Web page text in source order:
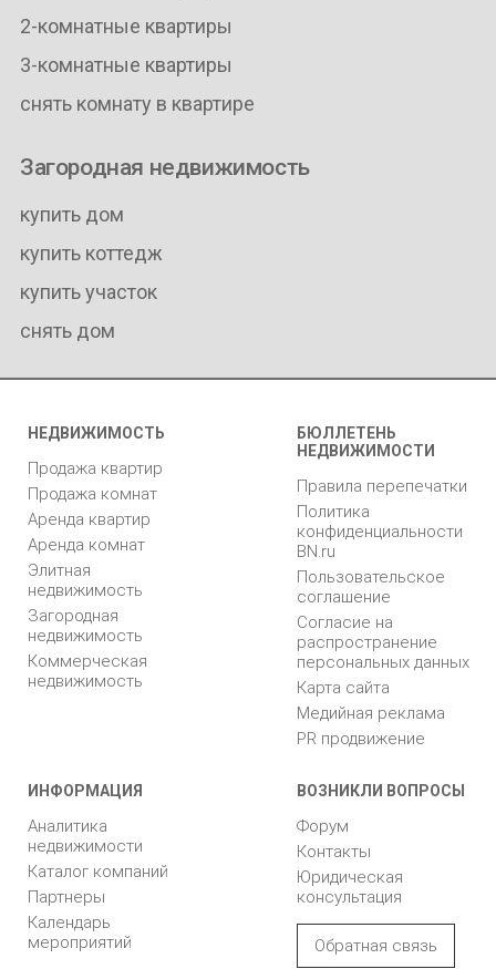
2-комнатные квартиры
3-комнатные квартиры
снять комнату в квартире
Загородная недвижимость
купить дом
купить коттедж
купить участок
снять дом
НЕДВИЖИМОСТЬ
Продажа квартир
Продажа комнат
Аренда квартир
Аренда комнат
Элитная
недвижимость
Загородная
недвижимость
Коммерческая
недвижимость
БЮЛЛЕТЕНЬ
НЕДВИЖИМОСТИ
Правила перепечатки
Политика
конфиденциальности
BN.ru
Пользовательское
соглашение
Согласие на
распространение
персональных данных
Карта сайта
Медийная реклама
PR продвижение
ИНФОРМАЦИЯ
Аналитика
недвижимости
Каталог компаний
Партнеры
Календарь
мероприятий
ВОЗНИКЛИ ВОПРОСЫ
Форум
Контакты
Юридическая
консультация
Обратная связь